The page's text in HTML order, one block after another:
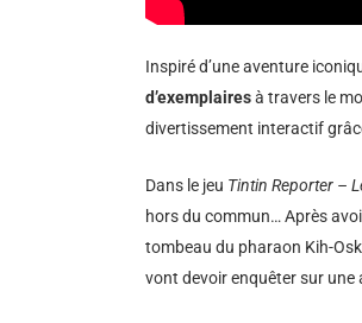
Inspiré d’une aventure
d’exemplairesà travers le
divertissement interactif
Dans le jeu Tintin Reporter –
hors du commun… Après
tombeau du pharaon Kih-
vont devoir enquêter sur